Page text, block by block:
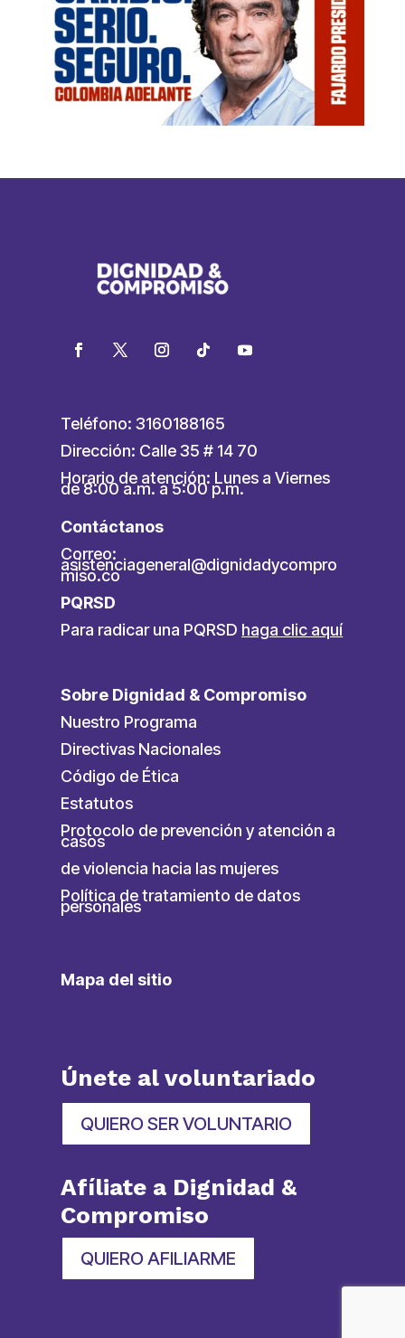
Teléfono: 3160188165
Dirección: Calle 35 # 14 70
Horario de atención: Lunes a Viernes
de 8:00 a.m. a 5:00 p.m.
Contáctanos
Correo:
asistenciageneral@dignidadycompro
miso.co
PQRSD
Para radicar una PQRSD haga clic aquí
Sobre Dignidad & Compromiso
Nuestro Programa
Directivas Nacionales
Código de Ética
Estatutos
Protocolo de prevención y atención a
casos
de violencia hacia las mujeres
Política de tratamiento de datos
personales
Mapa del sitio
Únete al voluntariado
QUIERO SER VOLUNTARIO
Afíliate a Dignidad &
Compromiso
QUIERO AFILIARME